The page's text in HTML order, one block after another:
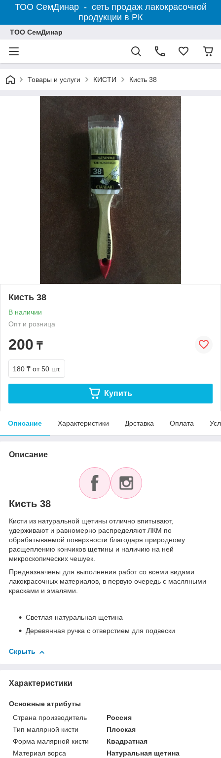
ТОО СемДинар - сеть продаж лакокрасочной
продукции в РК
ТОО СемДинар
Товары и услуги КИСТИ Кисть 38
Кисть 38
В наличии
Опт и розница
200 ₸
180 ₸ от 50 шт.
Купить
Описание Характеристики Доставка Оплата
Описание
Кисть 38
Кисти из натуральной щетины отлично впитывают,
удерживают и равномерно распределяют ЛКМ по
обрабатываемой поверхности благодаря природному
расщеплению кончиков щетины и наличию на ней
микроскопических чешуек.
Предназначены для выполнения работ со всеми видами
лакокрасочных материалов, в первую очередь с масляными
красками и эмалями.
Светлая натуральная щетина
Деревянная ручка с отверстием для подвески
Скрыть
Характеристики
Основные атрибуты
Страна производитель
Россия
Тип малярной кисти
Плоская
Форма малярной кисти
Квадратная
Материал ворса
Натуральная щетина